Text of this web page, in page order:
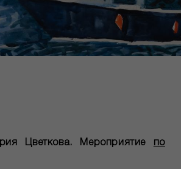
Цветкова. Мероприятие
по